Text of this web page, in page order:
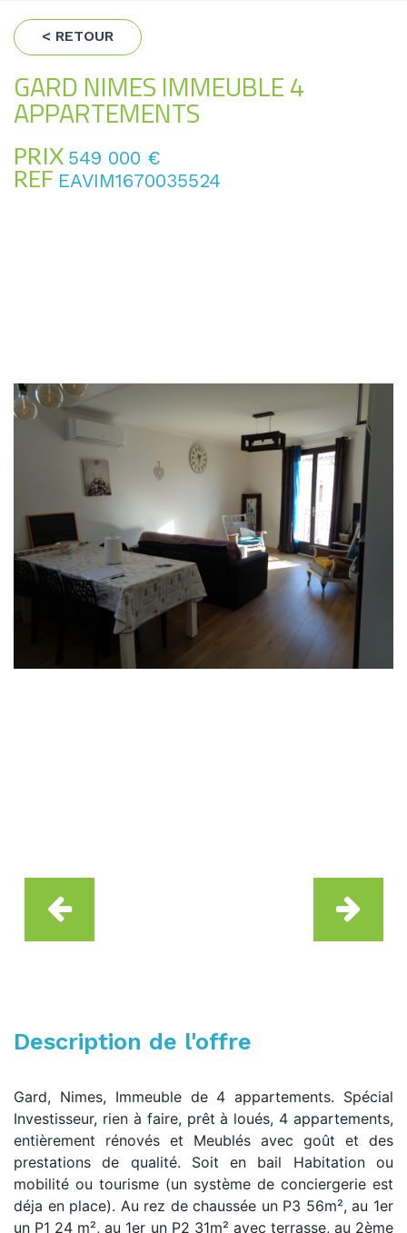
< RETOUR
GARD NIMES IMMEUBLE 4
APPARTEMENTS
PRIX 549 000 €
REF EAVIM1670035524
Description de l'offre
Gard, Nimes, Immeuble de 4 appartements. Spécial
Investisseur, rien à faire, prêt à loués, 4 appartements,
entièrement rénovés et Meublés avec goût et des
prestations de qualité. Soit en bail Habitation ou
mobilité ou tourisme (un système de conciergerie est
déja en place). Au rez de chaussée un P3 56m², au 1er
un P1 24 m², au 1er un P2 31m² avec terrasse, au 2ème